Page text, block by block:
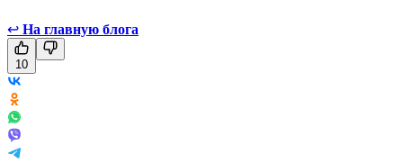
↩ На главную блога
10